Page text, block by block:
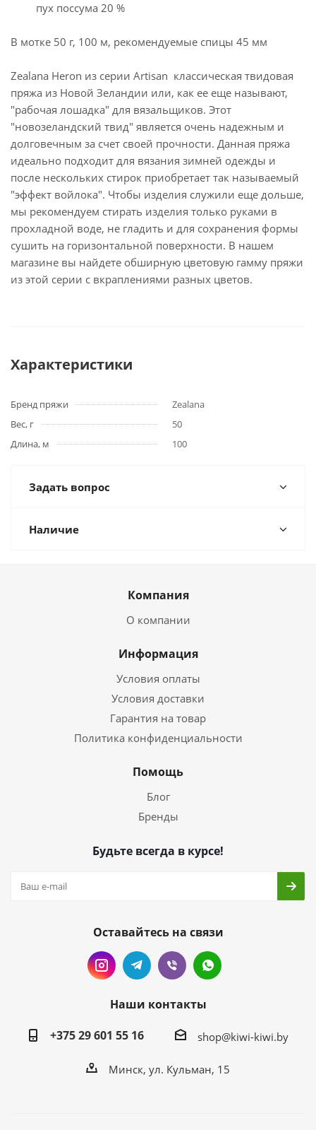
пух поссума 20 %
В мотке 50 г, 100 м, рекомендуемые спицы 45 мм
Zealana Heron из серии Artisan классическая твидовая
пряжа из Новой Зеландии или, как ее еще называют,
"рабочая лошадка" для вязальщиков. Этот
"новозеландский твид" является очень надежным и
долговечным за счет своей прочности. Данная пряжа
идеально подходит для вязания зимней одежды и
после нескольких стирок приобретает так называемый
"эффект войлока". Чтобы изделия служили еще дольше,
мы рекомендуем стирать изделия только руками в
прохладной воде, не гладить и для сохранения формы
сушить на горизонтальной поверхности. В нашем
магазине вы найдете обширную цветовую гамму пряжи
из этой серии с вкраплениями разных цветов.
Характеристики
Бренд пряжи
Zealana
Вес, г
50
Длина, м
100
Задать вопрос
Наличие
Компания
О компании
Информация
Условия оплаты
Условия доставки
Гарантия на товар
Политика конфиденциальности
Помощь
Блог
Бренды
Будьте всегда в курсе!
Оставайтесь на связи
Наши контакты
+375 29 601 55 16
shop@kiwi-kiwi.by
Минск, ул. Кульман, 15